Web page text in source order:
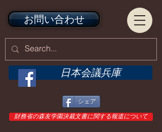
日本会議兵庫
シェア
お問い合わせ
財務省の森友学園決裁文書に関する報道について